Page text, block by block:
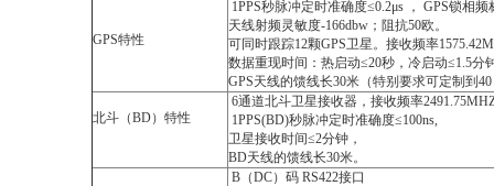
GPS特性
1PPS秒脉冲定时准确度≤0.2μs ， GPS锁相频
天线射频灵敏度-166dbw；阻抗50欧。
可同时跟踪12颗GPS卫星。接收频率
数据重现时间：热启动≤20秒，冷启动≤1.5分
GPS天线的馈线长30米（特别要求可定制到 40
北斗（BD）特性
6通道北斗卫星接收器，接收频率
1PPS(BD)秒脉冲定时准确度≤100ns,
卫星接收时间≤2分钟，
BD天线的馈线长30米。
B（DC）码RS422接口